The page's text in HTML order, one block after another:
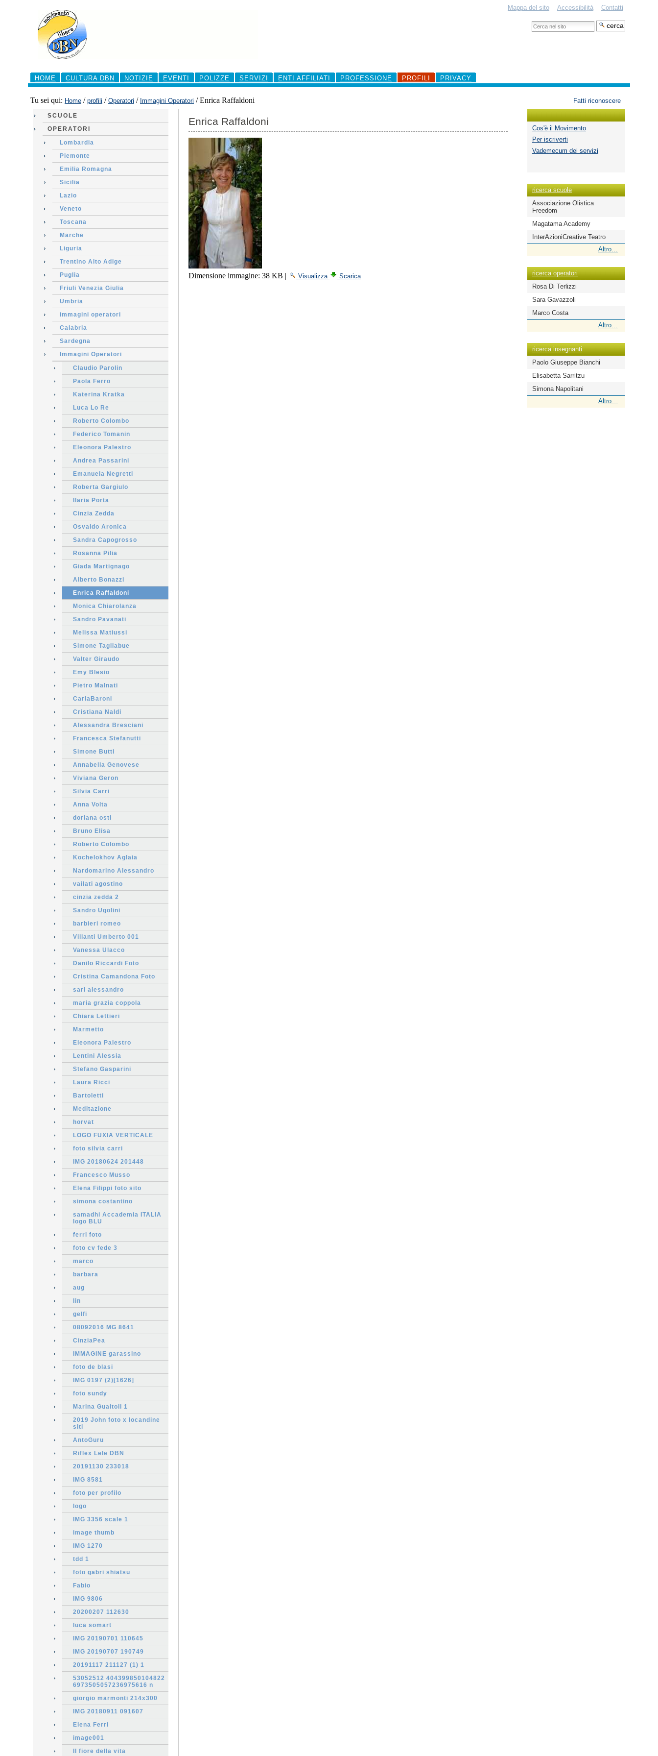
contenuti.
navigazione
Mappa del sito Accessibilità Contatti
Cerca
nel
Sezioni
HOME
CULTURA DBN NOTIZIE EVENTI POLIZZE SERVIZI ENTI AFFILIATI PROFESSIONE PROFILI PRIVACY
Fatti riconoscere
Tu sei qui: Home / profili / Operatori / Immagini Operatori /Enrica Raffaldoni
SCUOLE
OPERATORI
Lombardia
Piemonte
Emilia Romagna
Sicilia
Lazio
Veneto
Toscana
Marche
Liguria
Trentino Alto Adige
Puglia
Friuli Venezia Giulia
Umbria
immagini operatori
Calabria
Sardegna
Immagini Operatori
Claudio Parolin
Paola Ferro
Katerina Kratka
Luca Lo Re
Roberto Colombo
Federico Tomanin
Eleonora Palestro
Andrea Passarini
Emanuela Negretti
Roberta Gargiulo
Ilaria Porta
Cinzia Zedda
Osvaldo Aronica
Sandra Capogrosso
Rosanna Pilia
Giada Martignago
Alberto Bonazzi
Enrica Raffaldoni
Monica Chiarolanza
Sandro Pavanati
Melissa Matiussi
Simone Tagliabue
Valter Giraudo
Emy Blesio
Pietro Malnati
CarlaBaroni
Cristiana Naldi
Alessandra Bresciani
Francesca Stefanutti
Simone Butti
Annabella Genovese
Viviana Geron
Silvia Carri
Anna Volta
doriana osti
Bruno Elisa
Roberto Colombo
Kochelokhov Aglaia
Nardomarino Alessandro
vailati agostino
cinzia zedda 2
Sandro Ugolini
barbieri romeo
Villanti Umberto 001
Vanessa Ulacco
Danilo Riccardi Foto
Cristina Camandona Foto
sari alessandro
maria grazia coppola
Chiara Lettieri
Marmetto
Eleonora Palestro
Lentini Alessia
Stefano Gasparini
Laura Ricci
Bartoletti
Meditazione
horvat
LOGO FUXIA VERTICALE
foto silvia carri
IMG 20180624 201448
Francesco Musso
Elena Filippi foto sito
simona costantino
samadhi Accademia ITALIA
logo BLU
ferri foto
foto cv fede 3
marco
barbara
aug
lin
gelfi
08092016 MG 8641
CinziaPea
IMMAGINE garassino
foto de blasi
IMG 0197 (2)[1626]
foto sundy
Marina Guaitoli 1
2019 John foto x locandine
siti
AntoGuru
Riflex Lele DBN
20191130 233018
IMG 8581
foto per profilo
logo
IMG 3356 scale 1
image thumb
IMG 1270
tdd 1
foto gabri shiatsu
Fabio
IMG 9806
20200207 112630
luca somart
IMG 20190701 110645
IMG 20190707 190749
20191117 211127 (1) 1
53052512 404399850104822
6973505057236975616 n
giorgio marmonti 214x300
IMG 20180911 091607
Elena Ferri
image001
Il fiore della vita
Enrica Raffaldoni
Dimensione immagine: 38 KB | Visualizza Scarica
Cos'è il Movimento
Per iscriverti
Vademecum dei servizi
ricerca scuole
Associazione Olistica
Freedom
Magatama Academy
InterAzioniCreative Teatro
scuole
-
Altro…
ricerca operatori
Rosa Di Terlizzi
Sara Gavazzoli
Marco Costa
operatori
-
Altro…
ricerca insegnanti
Paolo Giuseppe Bianchi
Elisabetta Sarritzu
Simona Napolitani
insegnanti
Altro…